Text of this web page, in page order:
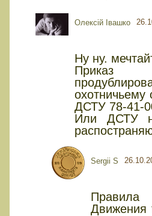
Олексій Івашко
Ну ну.
охотничьему
ДСТУ 78-41-
Или ДСТУ
Sergii S
Движения